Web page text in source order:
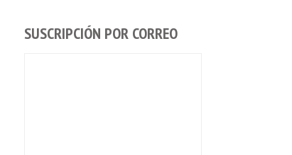
SUSCRIPCIÓN POR CORREO